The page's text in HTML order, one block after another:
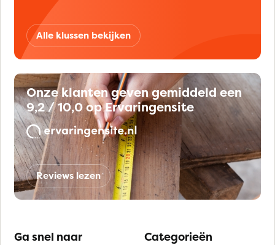
Alle klussen bekijken
Onze klanten geven gemiddeld een
9,2 / 10,0 op Ervaringensite
Reviews lezen
Ga snel naar Categorieën